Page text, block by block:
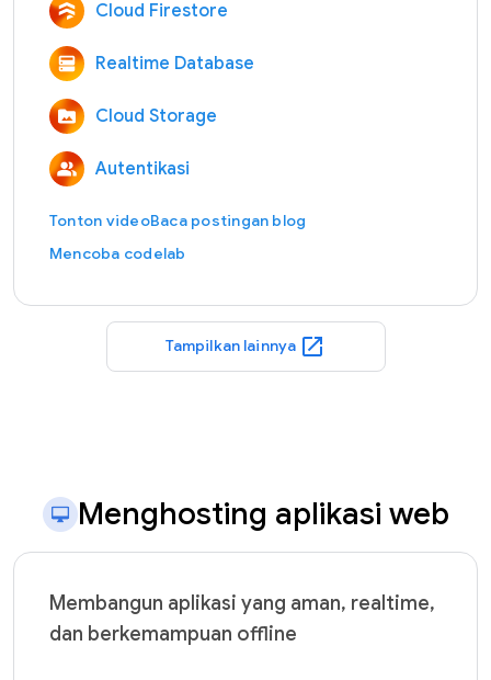
Cloud Firestore
Realtime Database
Cloud Storage
Autentikasi
Tonton videoBaca postingan blog
Mencoba codelab
Tampilkan lainnya open_in_new
Menghosting aplikasi web
Membangun aplikasi yang aman, realtime,
dan berkemampuan offline